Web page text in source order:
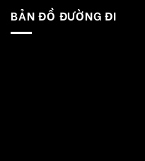
BẢN ĐỒ ĐƯỜNG ĐI